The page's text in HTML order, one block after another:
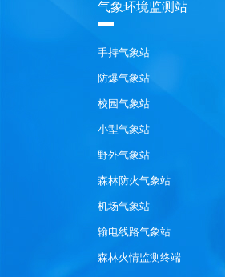
气象环境监测站
手持气象站
防爆气象站
校园气象站
小型气象站
野外气象站
森林防火气象站
机场气象站
输电线路气象站
森林火情监测终端